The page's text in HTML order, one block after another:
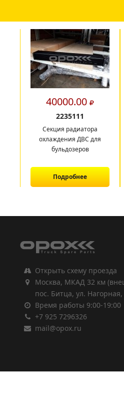
40000.00
2235111
Секция радиатора
охлаждения ДВС для
бульдозеров
Подробнее
Открыть схему проезда
Москва, МКАД 32 км
пос. Битца, ул. Нагорная,
Время работы 9:00-19:00
+7 925 7296326
mail@opox.ru